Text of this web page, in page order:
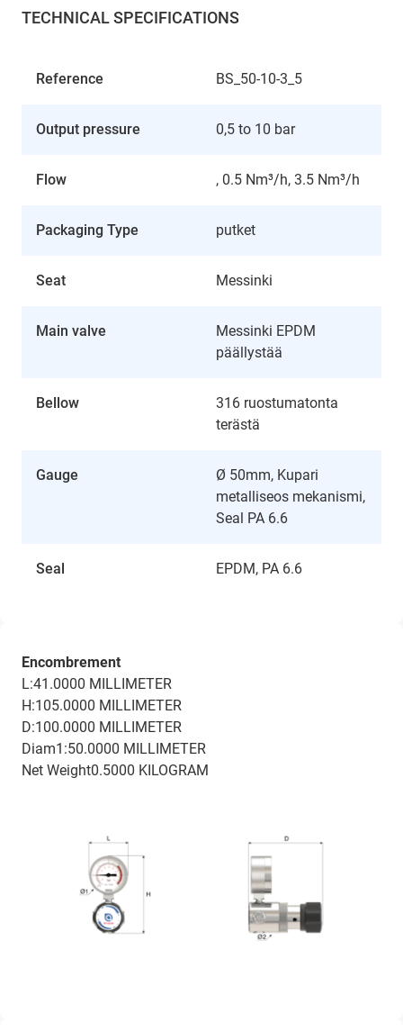
TECHNICAL SPECIFICATIONS
Reference BS_50-10-3_5
Output pressure 0,5 to 10 bar
Flow , 0.5 Nm³/h, 3.5 Nm³/h
Packaging Type putket
Seat Messinki
Main valve
Messinki EPDM
päällystää
Bellow
316 ruostumatonta
terästä
Gauge
Ø 50mm, Kupari
metalliseos mekanismi,
Seal PA 6.6
Seal EPDM, PA 6.6
Encombrement
L:41.0000 MILLIMETER
H:105.0000 MILLIMETER
D:100.0000 MILLIMETER
Diam1:50.0000 MILLIMETER
Net Weight0.5000 KILOGRAM